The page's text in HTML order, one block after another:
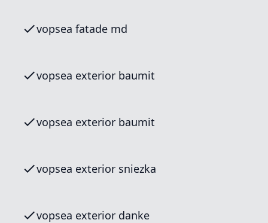
vopsea fatade md
vopsea exterior baumit
vopsea exterior baumit
vopsea exterior sniezka
vopsea exterior danke